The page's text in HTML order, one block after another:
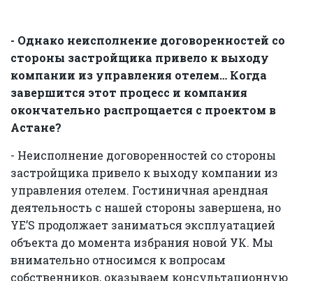
- Однако неисполнение договоренностей со
стороны застройщика привело к выходу
компании из управления отелем… Когда
завершится этот процесс и компания
окончательно распрощается с проектом в
Астане?
- Неисполнение договоренностей со стороны
застройщика привело к выходу компании из
управления отелем. Гостиничная арендная
деятельность с нашей стороны завершена, но
YE’S продолжает заниматься эксплуатацией
объекта до момента избрания новой УК. Мы
внимательно относимся к вопросам
собственников, оказываем консультационную